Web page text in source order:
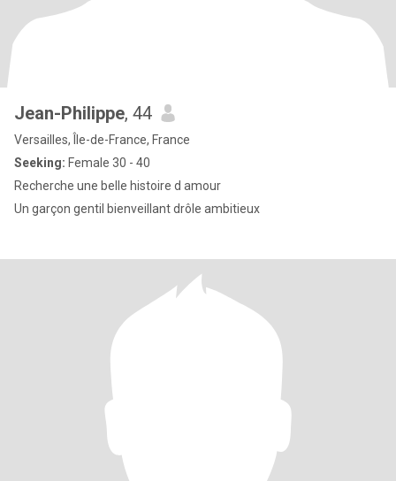
Jean-Philippe, 44
Versailles, Île-de-France, France
Seeking: Female 30 - 40
Recherche une belle histoire d amour
Un garçon gentil bienveillant drôle ambitieux